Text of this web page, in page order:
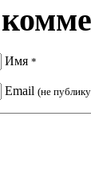
Имя *
Email (не